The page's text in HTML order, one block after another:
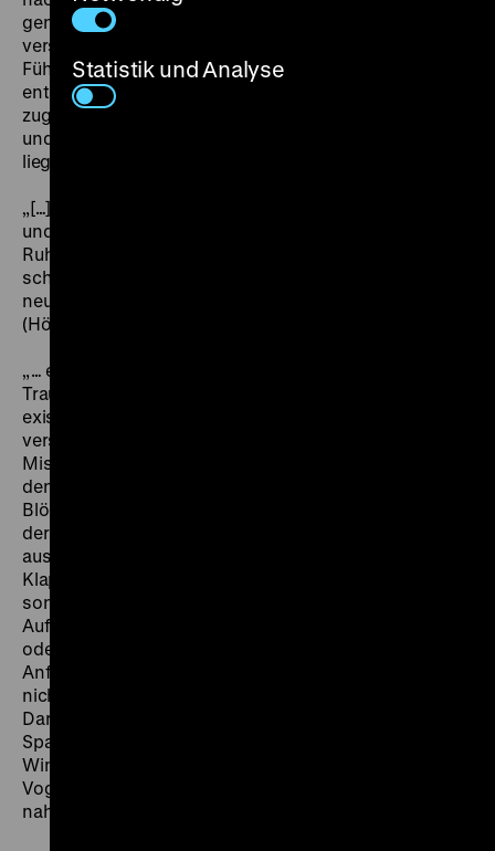
genannt hatte. Der 2. Akt zeigt das inzwischen
versöhnungsbereite Volk, das glaubt, weiterhin einen
Führer zu brauchen, und den zum freiwilligen Tode
entschlossenen Empedokles: In diesem würden
zugleich eine Versöhnung mit der Natur und Befreiung
und Versöhnung der Gesellschaft mit sich selbst
liegen.
„[…] dann reicht die Händ’ euch wieder, gebt das Wort
und theilt das Gut o dann ihr Lieben – theilet That und
Ruhm, wie treue Dioskuren; jeder sei wie alle, – wie auf
schlanken Säulen, ruh auf richt’gen Ordnungen das
neue Leben und euern Bund bevest’ge das Gesez.“
(Hölderlin, Empedokles)
„… es ist tatsächlich, was ich einen ‚kommunistischen
Traum‘ genannt habe.“ (Jean-Marie Straub) Es
existieren von Der Tod des Empedokles vier
verschiedene Fassungen (vier Negativschnitte, vier
Mischungen). Alle Fassungen des Films bestehen aus
den gleichen 147 Einstellungen – „unzertrennbare
Blöcke von unaustauschbarem Bild und Ton“ – in
derselben Reihenfolge. Aber: „jede Fassung besteht
aus verschiedenen, anderen Aufnahmen (takes,
Klappen) dieser Einstellungen: mehr oder weniger
sonnig, mehr oder weniger windig; und diese
Aufnahmen wurden – am Anfang und am Ende – mehr
oder weniger knapp geschnitten, je nach dem was am
Anfang und am Ende der Aufnahme geschah oder
nicht geschah in den Darstellern oder um die
Darsteller – im Bild oder außerhalb des Bildes, im Ton:
Spannung, Entspannung, Ausatmen, Blick, Bewegung,
Windbewegung, Lichtwechsel, Schmetterlinge,
Vogelzwitschern, Rabenkrächzen, Windrauschen ...
nah oder fern.“ (Jean-Marie Straub) (mn)
Statistik und Analyse